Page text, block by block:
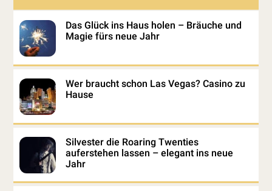
Das Glück ins Haus holen – Bräuche und
Magie fürs neue Jahr
Wer braucht schon Las Vegas? Casino zu
Hause
Silvester die Roaring Twenties
auferstehen lassen – elegant ins neue
Jahr